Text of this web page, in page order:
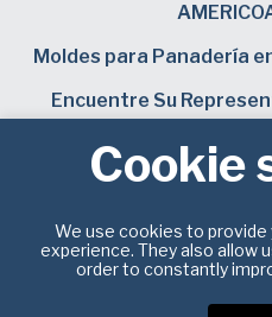
Moldes para Panadería
Encuentre Su
Consulta
Cookie
We use cookies to
experience. They also allow
order to constantly